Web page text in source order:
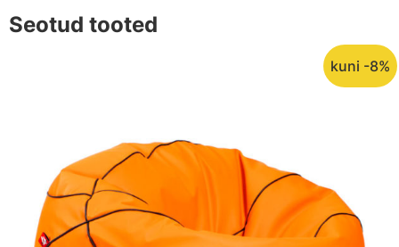
Seotud tooted
kuni -8%